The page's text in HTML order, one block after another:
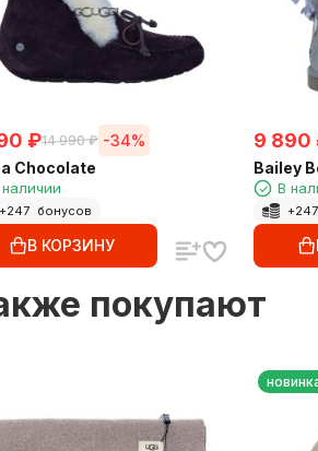
₽14 990 ₽ -34%
Chocolate
+247 бонусов
В КОРЗИНУ
9 890
Bailey
В
+247
покупают